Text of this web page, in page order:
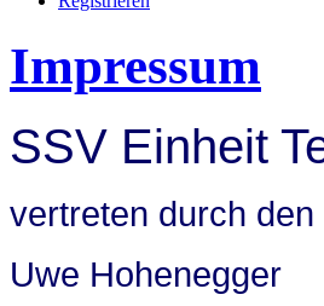
Impressum
SSV Einheit
vertreten durch
Uwe Hohenegger